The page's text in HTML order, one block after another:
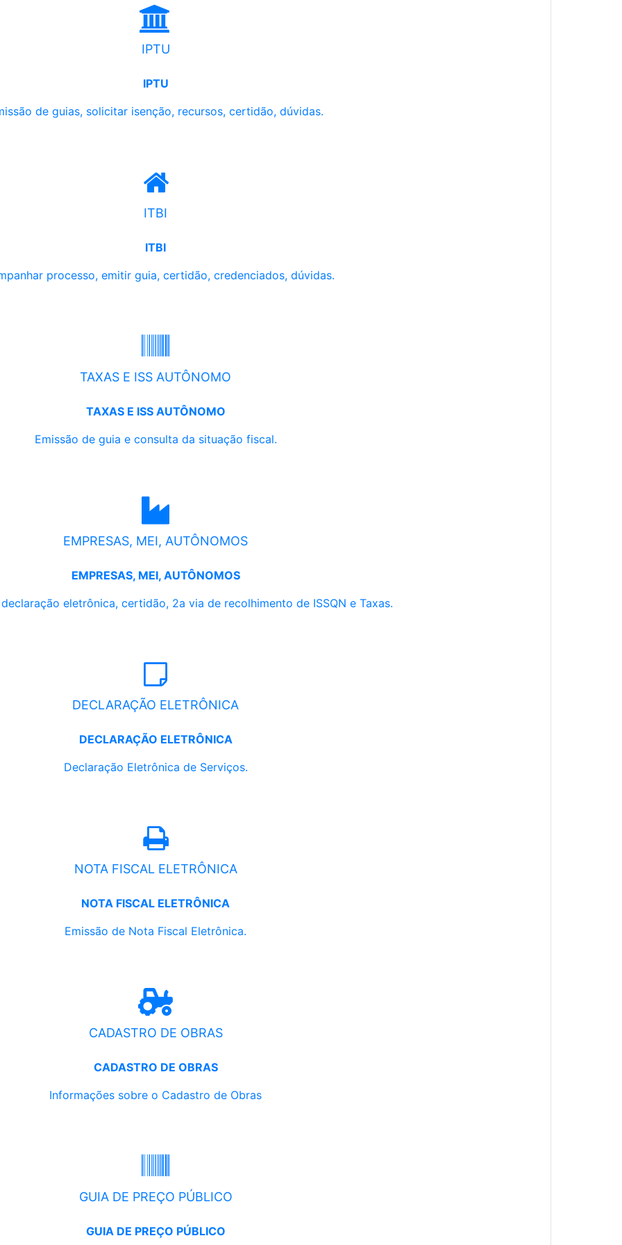
IPTU
IPTU
de guias, solicitar isenção, recursos, certidão, dúvidas.
ITBI
ITBI
processo, emitir guia, certidão, credenciados, dúvidas.
TAXAS E ISS AUTÔNOMO
TAXAS E ISS AUTÔNOMO
Emissão de guia e consulta da situação fiscal.
EMPRESAS, MEI, AUTÔNOMOS
EMPRESAS, MEI, AUTÔNOMOS
eletrônica, certidão, 2a via de recolhimento de ISSQN e Taxas.
DECLARAÇÃO ELETRÔNICA
DECLARAÇÃO ELETRÔNICA
Declaração Eletrônica de Serviços.
NOTA FISCAL ELETRÔNICA
NOTA FISCAL ELETRÔNICA
Emissão de Nota Fiscal Eletrônica.
CADASTRO DE OBRAS
CADASTRO DE OBRAS
Informações sobre o Cadastro de Obras
GUIA DE PREÇO PÚBLICO
GUIA DE PREÇO PÚBLICO